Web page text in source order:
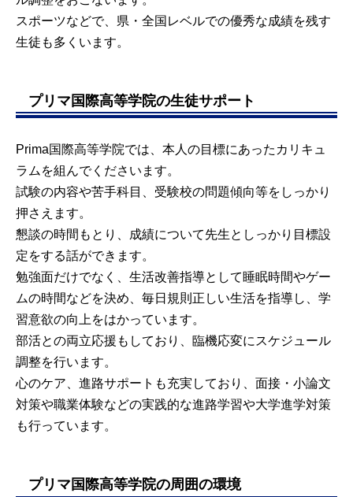
スポーツなどで、県・全国レベルでの優秀な成績を残す
生徒も多くいます。
プリマ国際高等学院の生徒サポート
Prima国際高等学院では、本人の目標にあったカリキュ
ラムを組んでくださいます。
試験の内容や苦手科目、受験校の問題傾向等をしっかり
押さえます。
懇談の時間もとり、成績について先生としっかり目標設
定をする話ができます。
勉強面だけでなく、生活改善指導として睡眠時間やゲー
ムの時間などを決め、毎日規則正しい生活を指導し、学
習意欲の向上をはかっています。
部活との両立応援もしており、臨機応変にスケジュール
調整を行います。
心のケア、進路サポートも充実しており、面接・小論文
対策や職業体験などの実践的な進路学習や大学進学対策
も行っています。
プリマ国際高等学院の周囲の環境